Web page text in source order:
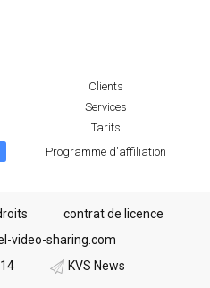
Clients
Services
Tarifs
Programme d'affiliation
contrat de licence
video-sharing.com
KVS News